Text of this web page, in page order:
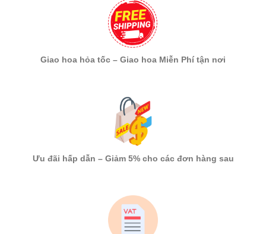
Giao hoa hỏa tốc – Giao hoa Miễn Phí tận nơi
Ưu đãi hấp dẫn – Giảm 5% cho các đơn hàng sau